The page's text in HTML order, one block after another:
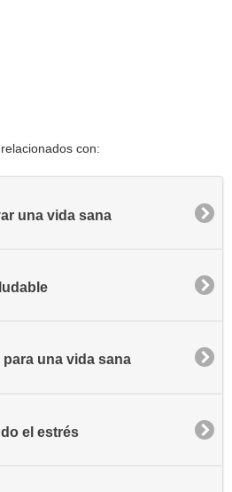
con:
una vida sana
para una vida sana
el estrés